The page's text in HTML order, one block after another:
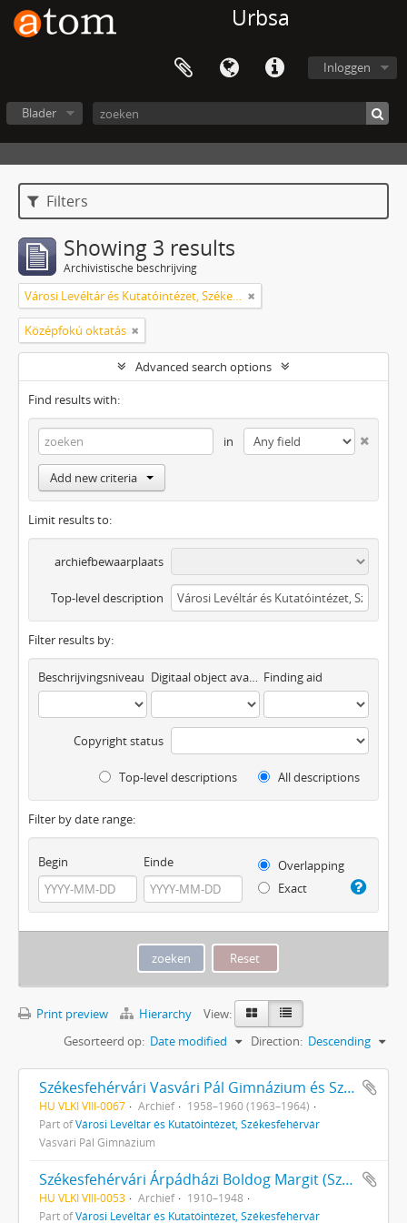
Urbsa
Inloggen
Blader
Filters
Showing 3 results
Archivistische beschrijving
Városi Levéltár és Kutatóintézet, Székesfehérvár
Középfokú oktatás
Advanced search options
Find results with:
in
Add new criteria
Limit results to:
archiefbewaarplaats
Top-level description
Filter results by:
Beschrijvingsniveau Digitaal object available Finding aid
Copyright status
Top-level descriptions All descriptions
Filter by date range:
Begin Einde
Overlapping
Exact
Print preview Hierarchy
View:
Gesorteerd op: Date modified Direction: Descending
Székesfehérvári Vasvári Pál Gimnázium és Szakközépiskola iratai
HU VLKI VIII-0067 Archief
1958–1960 (1963–1964)
Part ofVárosi Levéltár és Kutatóintézet, Székesfehérvár
Vasvári Pál Gimnázium
Székesfehérvári Árpádházi Boldog Margit (Szent Margit) Leánygimnázium, később Teleki Blanka Gimnázium iratai
HU VLKI VIII-0053 Archief
1910–1948
Part ofVárosi Levéltár és Kutatóintézet, Székesfehérvár